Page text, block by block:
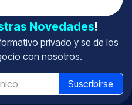
Novedades!
privado y se de los
con nosotros.
Suscribirse